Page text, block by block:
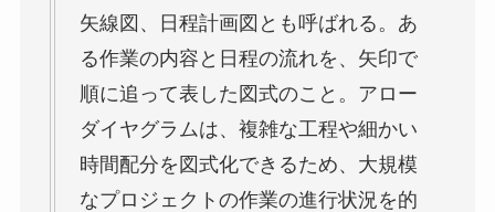
矢線図、日程計画図とも呼ばれる。あ
る作業の内容と日程の流れを、矢印で
順に追って表した図式のこと。アロー
ダイヤグラムは、複雑な工程や細かい
時間配分を図式化できるため、大規模
なプロジェクトの作業の進行状況を的